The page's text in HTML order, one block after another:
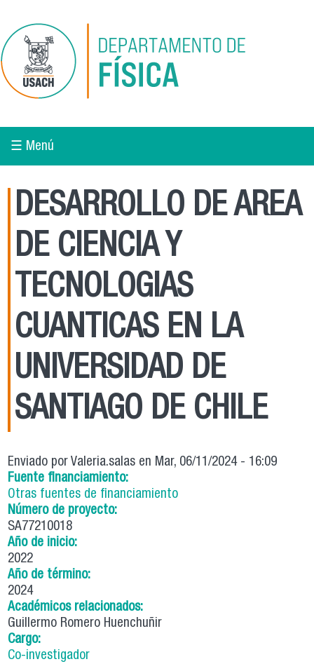
☰ Menú
DESARROLLO DE AREA
DE CIENCIA Y
TECNOLOGIAS
CUANTICAS EN LA
UNIVERSIDAD DE
SANTIAGO DE CHILE
Enviado porValeria.salas en Mar, 06/11/2024 - 16:09
Fuente financiamiento:
Otras fuentes de financiamiento
Número de proyecto:
SA77210018
Año de inicio:
2022
Año de término:
2024
Académicos relacionados:
Guillermo Romero Huenchuñir
Cargo:
Co-investigador